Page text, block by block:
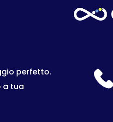
perfetto.
a tua